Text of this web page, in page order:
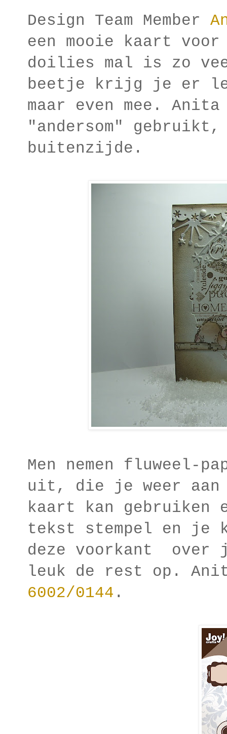
Design Team Member
een mooie kaart
doilies mal is zo
beetje krijg je er
maar even mee.
"andersom"
buitenzijde.
Men nemen fluweel-
uit, die je weer aan
kaart kan gebruiken
tekst stempel en je
deze voorkant over
leuk de rest op.
6002/0144 .